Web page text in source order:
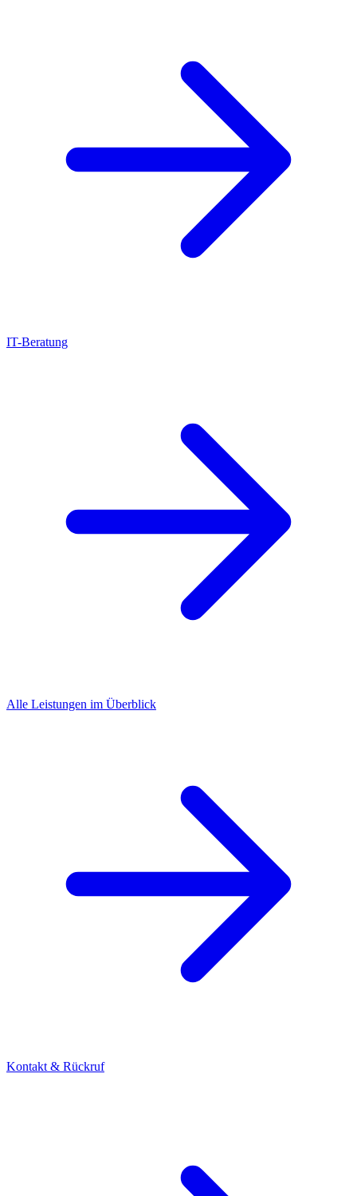
IT-Beratung
Alle Leistungen im Überblick
Kontakt & Rückruf